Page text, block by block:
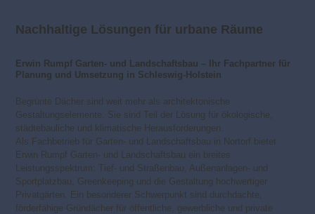
Nachhaltige Lösungen für urbane Räume
Erwin Rumpf Garten- und Landschaftsbau – Ihr Fachpartner für
Planung und Umsetzung in Schleswig-Holstein
Begrünte Dächer sind weit mehr als architektonische
Gestaltungselemente. Sie sind Teil der Lösung für ökologische,
städtebauliche und klimatische Herausforderungen.
Als Fachbetrieb für Garten- und Landschaftsbau in Nortorf bietet
Erwin Rumpf Garten- und Landschaftsbau ein breites
Leistungsspektrum: Tief- und Straßenbau, Außenanlagen- und
Sportplatzbau, Greenkeeping und die Gestaltung hochwertiger
Privatgärten. Ein besonderer Schwerpunkt sind durchdachte,
förderfähige Gründächer für öffentliche, gewerbliche und private